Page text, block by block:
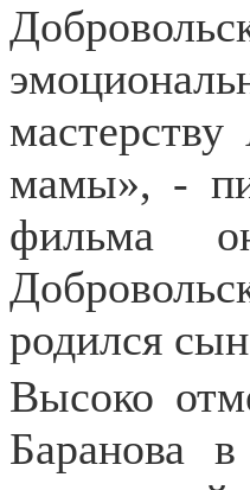
мамы», -
фильма
родился
Высоко
Баранова